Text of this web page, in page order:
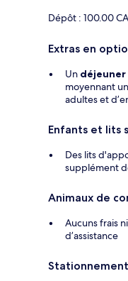
Dépôt : 100.00
Extras en
Un déjeuner
moyennant
adultes et
Enfants et lits
Des lits
supplément
Animaux de
Aucuns frais
d’assistance
Stationnement